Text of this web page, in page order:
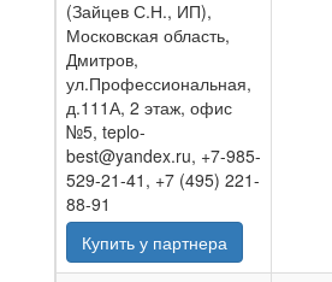
(Зайцев С.Н., ИП),
Московская область,
Дмитров,
ул.Профессиональная,
д.111А, 2 этаж, офис
№5, teplo-
best@yandex.ru, +7-985-
529-21-41, +7 (495) 221-
88-91
Купить у партнера